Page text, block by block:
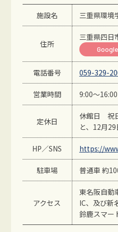
施設名 三重県環境
住所
三重県四日
電話番号 059-329-
営業時間 9:00～16:00
定休日
休館日 祝
と、12月
HP／SNS https://
駐車場 普通車 約
アクセス
東名阪自動
IC、及び新
鈴鹿スマー